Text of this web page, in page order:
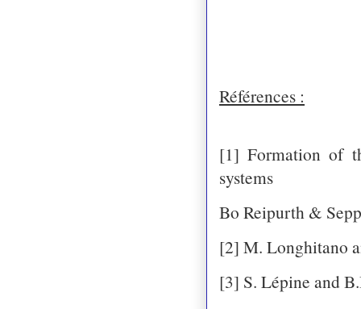
Références :
[1] Formation of
systems
Bo Reipurth &
[2] M. Longhitano
[3] S. Lépine and